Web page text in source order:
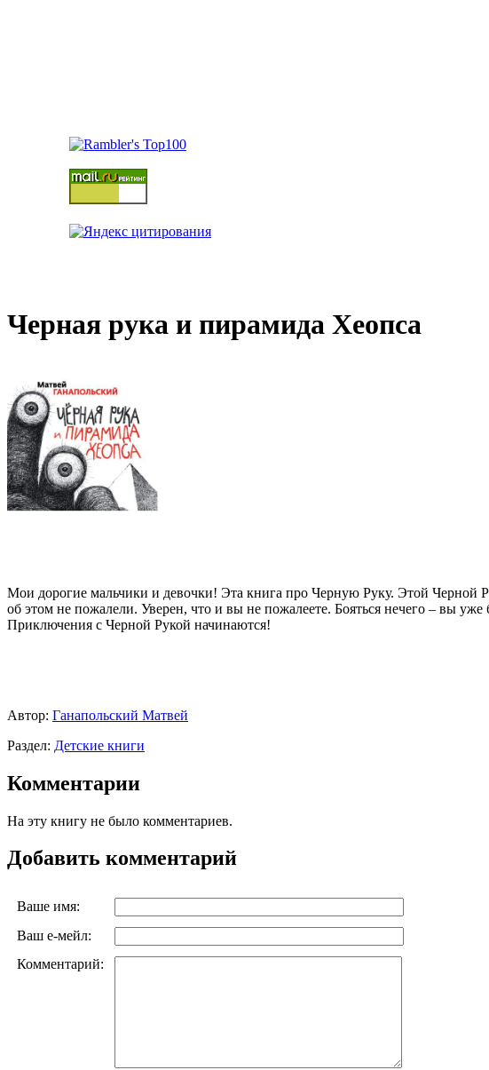
Черная рука и пирамида Хеопса
Мои дорогие мальчики и девочки! Эта книга про Черную Руку. Этой Черной
об этом не пожалели. Уверен, что и вы не пожалеете. Бояться нечего – вы
Приключения с Черной Рукой начинаются!
Автор: Ганапольский Матвей
Раздел: Детские книги
Комментарии
На эту книгу не было комментариев.
Добавить комментарий
Ваше имя:
Ваш е-мейл:
Комментарий: